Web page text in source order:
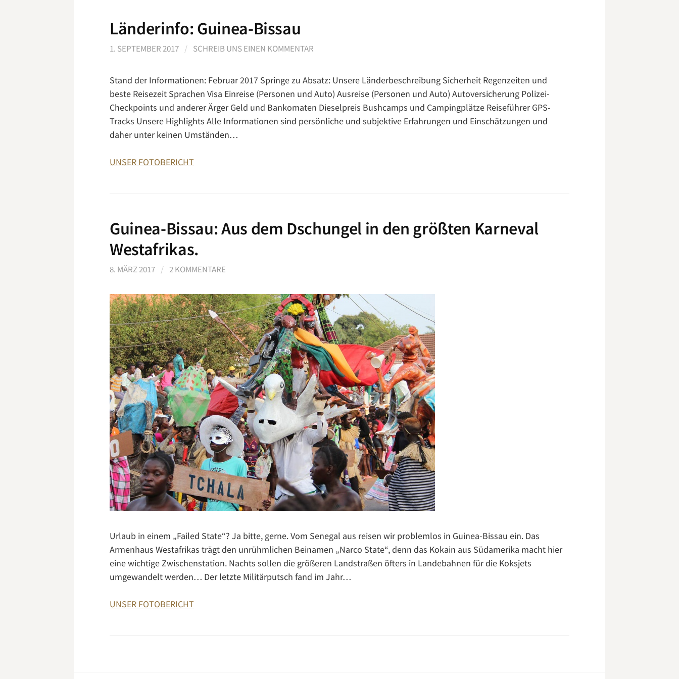
Länderinfo: Guinea-Bissau
1. SEPTEMBER 2017 / SCHREIB UNS EINEN KOMMENTAR
Stand der Informationen: Februar 2017 Springe zu Absatz: Unsere Länderbeschreibung Sicherheit Regenzeiten und
beste Reisezeit Sprachen Visa Einreise (Personen und Auto) Ausreise (Personen und Auto) Autoversicherung Polizei-
Checkpoints und anderer Ärger Geld und Bankomaten Dieselpreis Bushcamps und Campingplätze Reiseführer GPS-
Tracks Unsere Highlights Alle Informationen sind persönliche und subjektive Erfahrungen und Einschätzungen und
daher unter keinen Umständen…
UNSER FOTOBERICHT
Guinea-Bissau: Aus dem Dschungel in den größten Karneval
Westafrikas.
8. MÄRZ 2017 / 2 KOMMENTARE
Urlaub in einem „Failed State“? Ja bitte, gerne. Vom Senegal aus reisen wir problemlos in Guinea-Bissau ein. Das
Armenhaus Westafrikas trägt den unrühmlichen Beinamen „Narco State“, denn das Kokain aus Südamerika macht hier
eine wichtige Zwischenstation. Nachts sollen die größeren Landstraßen öfters in Landebahnen für die Koksjets
umgewandelt werden… Der letzte Militärputsch fand im Jahr…
UNSER FOTOBERICHT